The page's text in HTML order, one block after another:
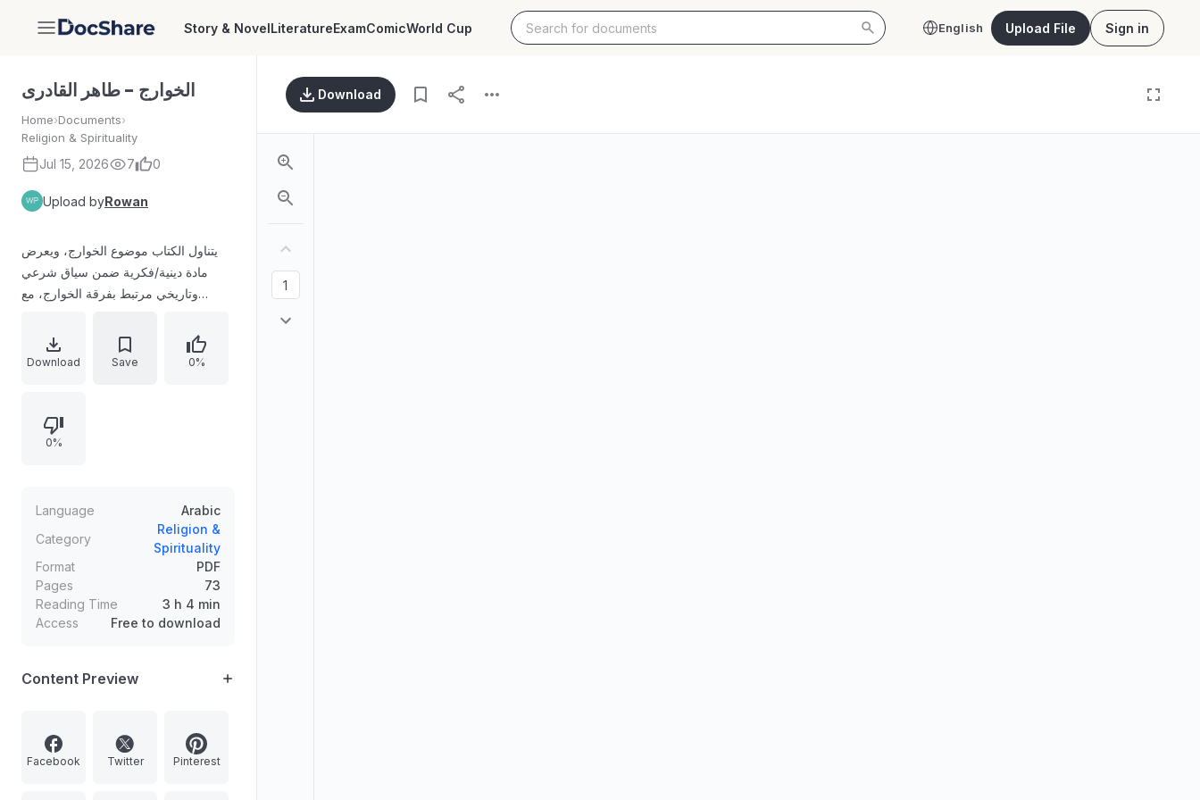
DocShare Story & NovelLiteratureExamComicWorld Cup English Upload File Sign in
الخوارج - طاهر القادرى
Home›Documents›
Religion & Spirituality
Jul 15, 2026 7 0
Upload byRowan
يتناول الكتاب موضوع الخوارج، ويعرض
مادة دينية/فكرية ضمن سياق شرعي
وتاريخي مرتبط بفرقة الخوارج، مع
MinhajBooks وMinhaj.org.
Download Save 0%
0%
Language
Arabic
Category
Religion &
Spirituality
Format
PDF
Pages
73
Reading Time
3 h 4 min
Access
Free to download
Content Preview
Facebook Twitter Pinterest
Download